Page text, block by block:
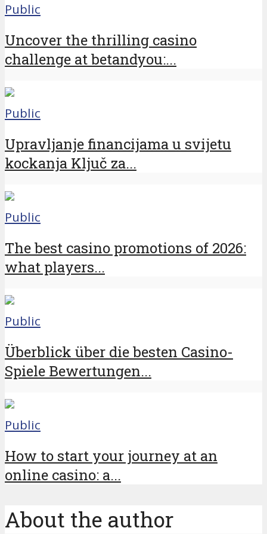
Public
Uncover the thrilling casino
challenge at betandyou:...
Public
Upravljanje financijama u svijetu
kockanja Ključ za...
Public
The best casino promotions of 2026:
what players...
Public
Überblick über die besten Casino-
Spiele Bewertungen...
Public
How to start your journey at an
online casino: a...
About the author